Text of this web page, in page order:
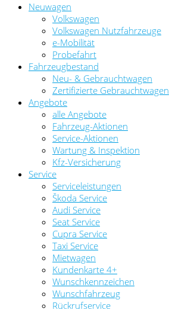
Neuwagen
Volkswagen
Volkswagen Nutzfahrzeuge
e-Mobilität
Probefahrt
Fahrzeugbestand
Neu- & Gebrauchtwagen
Zertifizierte Gebrauchtwagen
Angebote
alle Angebote
Fahrzeug-Aktionen
Service-Aktionen
Wartung & Inspektion
Kfz-Versicherung
Service
Serviceleistungen
Škoda Service
Audi Service
Seat Service
Cupra Service
Taxi Service
Mietwagen
Kundenkarte 4+
Wunschkennzeichen
Wunschfahrzeug
Rückrufservice